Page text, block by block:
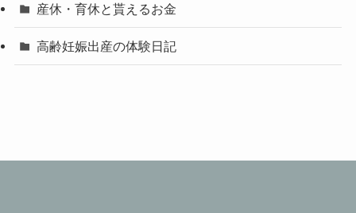
産休・育休と貰えるお金
高齢妊娠出産の体験日記